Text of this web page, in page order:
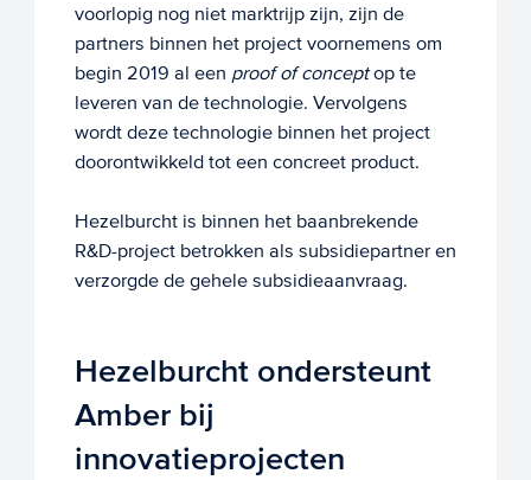
voorlopig nog niet marktrijp zijn, zijn de
partners binnen het project voornemens om
begin 2019 al een proof of conceptop te
leveren van de technologie. Vervolgens
wordt deze technologie binnen het project
doorontwikkeld tot een concreet product.
Hezelburcht is binnen het baanbrekende
R&D-project betrokken als subsidiepartner en
verzorgde de gehele subsidieaanvraag.
Hezelburcht ondersteunt
Amber bij
innovatieprojecten